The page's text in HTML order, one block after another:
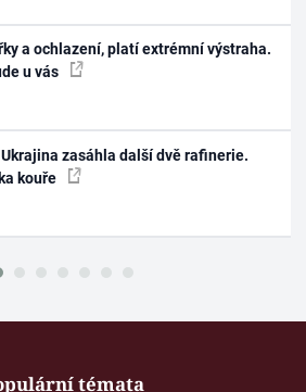
a ochlazení, platí extrémní výstraha.
u vás
zasáhla další dvě rafinerie.
kouře
témata